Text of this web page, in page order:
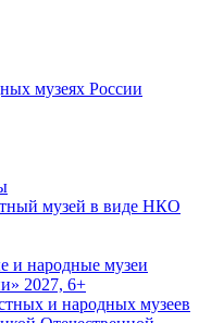
музеях России
музей в виде НКО
и народные музеи
2027, 6+
и народных музеев